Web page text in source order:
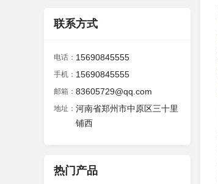
联系方式
电话： 15690845555
手机： 15690845555
邮箱： 83605729@qq.com
地址： 河南省郑州市中原区三十里
铺西
热门产品